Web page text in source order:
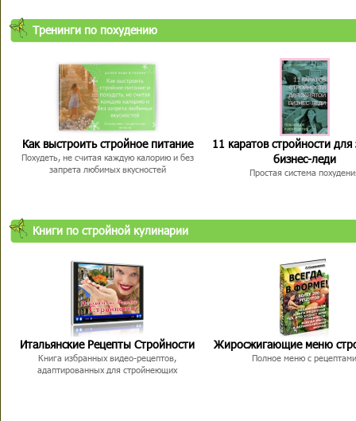
Тренинги по похудению
Как выстроить стройное питание
Похудеть, не считая каждую калорию и без
запрета любимых вкусностей
11 каратов стройности для
бизнес-леди
Простая система
Книги по стройной кулинарии
Итальянские Рецепты Стройности
Книга избранных видео-рецептов,
адаптированных для стройнеющих
Жиросжигающие меню
Полное меню с рецептами